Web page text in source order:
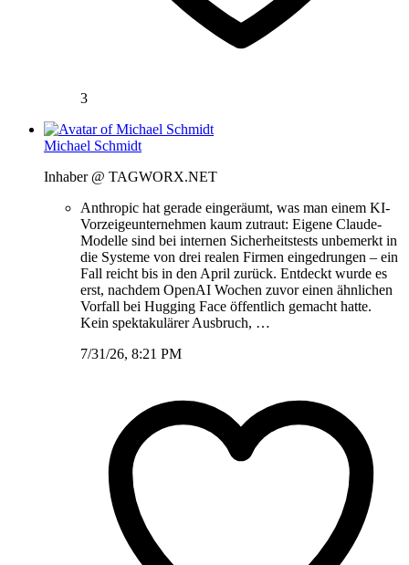
3
Michael Schmidt
Inhaber @ TAGWORX.NET
Anthropic hat gerade eingeräumt, was man einem KI-
Vorzeigeunternehmen kaum zutraut: Eigene Claude-
Modelle sind bei internen Sicherheitstests unbemerkt in
die Systeme von drei realen Firmen eingedrungen – ein
Fall reicht bis in den April zurück. Entdeckt wurde es
erst, nachdem OpenAI Wochen zuvor einen ähnlichen
Vorfall bei Hugging Face öffentlich gemacht hatte.
Kein spektakulärer Ausbruch, …
7/31/26, 8:21 PM